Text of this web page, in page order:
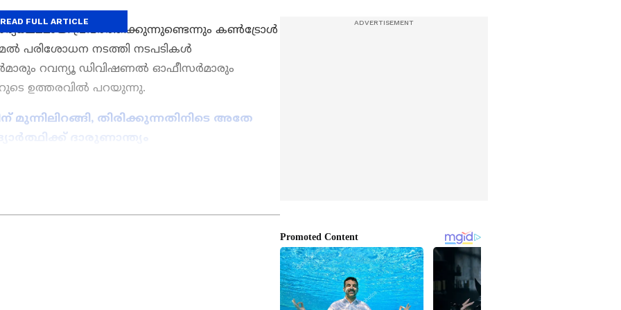
പ്രവർത്തിക്കുന്നുണ്ടെന്നും കൺട്രോൾ
പരിശോധന നടത്തി നടപടികൾ
റവന്യൂ ഡിവിഷണൽ ഓഫീസർമാരും
ഉത്തരവിൽ പറയുന്നു.
തിരിക്കുന്നതിനിടെ അതേ
ദാരുണാന്ത്യം
READ FULL ARTICLE